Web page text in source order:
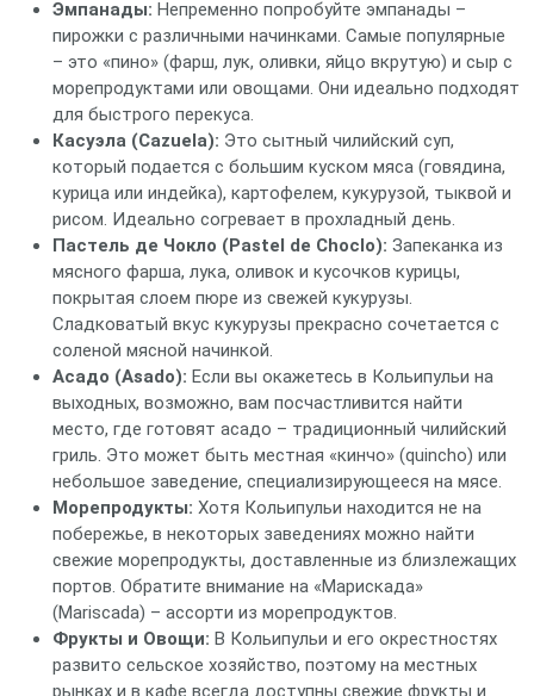
Эмпанады: Непременно попробуйте эмпанады –
пирожки с различными начинками. Самые популярные
– это «пино» (фарш, лук, оливки, яйцо вкрутую) и сыр с
морепродуктами или овощами. Они идеально подходят
для быстрого перекуса.
Касуэла (Cazuela): Это сытный чилийский суп,
который подается с большим куском мяса (говядина,
курица или индейка), картофелем, кукурузой, тыквой и
рисом. Идеально согревает в прохладный день.
Пастель де Чокло (Pastel de Choclo): Запеканка из
мясного фарша, лука, оливок и кусочков курицы,
покрытая слоем пюре из свежей кукурузы.
Сладковатый вкус кукурузы прекрасно сочетается с
соленой мясной начинкой.
Асадо (Asado): Если вы окажетесь в Кольипульи на
выходных, возможно, вам посчастливится найти
место, где готовят асадо – традиционный чилийский
гриль. Это может быть местная «кинчо» (quincho) или
небольшое заведение, специализирующееся на мясе.
Морепродукты: Хотя Кольипульи находится не на
побережье, в некоторых заведениях можно найти
свежие морепродукты, доставленные из близлежащих
портов. Обратите внимание на «Марискада»
(Mariscada) – ассорти из морепродуктов.
Фрукты и Овощи: В Кольипульи и его окрестностях
развито сельское хозяйство, поэтому на местных
рынках и в кафе всегда доступны свежие фрукты и